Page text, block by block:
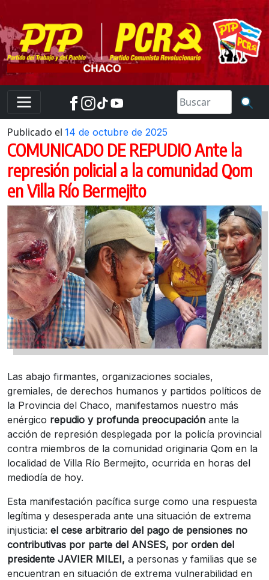
to
content
Publicado el 14 de octubre de 2025
COMUNICADO DE REPUDIO Ante la
represión policial a la comunidad Qom
en Villa Río Bermejito
Las abajo firmantes, organizaciones sociales,
gremiales, de derechos humanos y partidos políticos de
la Provincia del Chaco, manifestamos nuestro más
enérgico repudio y profunda preocupación ante la
acción de represión desplegada por la policía provincial
contra miembros de la comunidad originaria Qom en la
localidad de Villa Río Bermejito, ocurrida en horas del
mediodía de hoy.
Esta manifestación pacífica surge como una respuesta
legítima y desesperada ante una situación de extrema
injusticia: el cese arbitrario del pago de pensiones no
contributivas por parte del ANSES, por orden del
presidente JAVIER MILEI, a personas y familias que se
encuentran en situación de extrema vulnerabilidad en